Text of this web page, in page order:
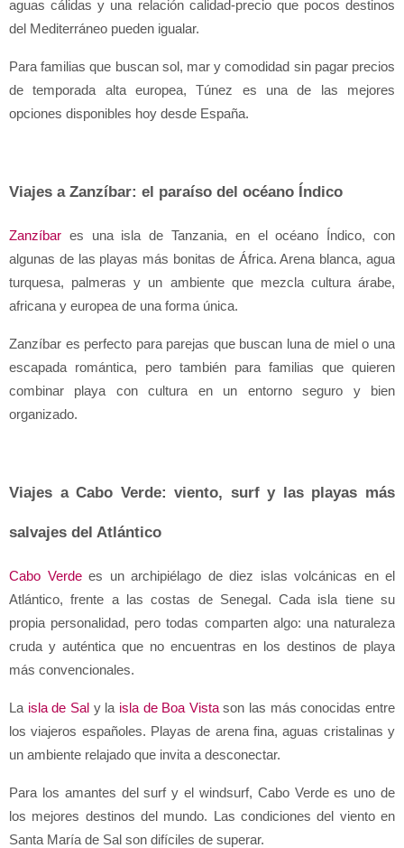
aguas cálidas y una relación calidad-precio que pocos destinos
del Mediterráneo pueden igualar.
Para familias que buscan sol, mar y comodidad sin pagar precios
de temporada alta europea, Túnez es una de las mejores
opciones disponibles hoy desde España.
Viajes a Zanzíbar: el paraíso del océano Índico
Zanzíbar es una isla de Tanzania, en el océano Índico, con
algunas de las playas más bonitas de África. Arena blanca, agua
turquesa, palmeras y un ambiente que mezcla cultura árabe,
africana y europea de una forma única.
Zanzíbar es perfecto para parejas que buscan luna de miel o una
escapada romántica, pero también para familias que quieren
combinar playa con cultura en un entorno seguro y bien
organizado.
Viajes a Cabo Verde: viento, surf y las playas más
salvajes del Atlántico
Cabo Verde es un archipiélago de diez islas volcánicas en el
Atlántico, frente a las costas de Senegal. Cada isla tiene su
propia personalidad, pero todas comparten algo: una naturaleza
cruda y auténtica que no encuentras en los destinos de playa
más convencionales.
La isla de Sal y la isla de Boa Vista son las más conocidas entre
los viajeros españoles. Playas de arena fina, aguas cristalinas y
un ambiente relajado que invita a desconectar.
Para los amantes del surf y el windsurf, Cabo Verde es uno de
los mejores destinos del mundo. Las condiciones del viento en
Santa María de Sal son difíciles de superar.